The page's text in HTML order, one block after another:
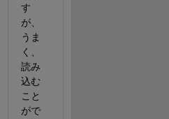
す
が、
うま
く、
読み
込む
こと
がで